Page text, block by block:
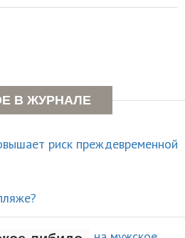
В ЖУРНАЛЕ
повышает
на
негативно